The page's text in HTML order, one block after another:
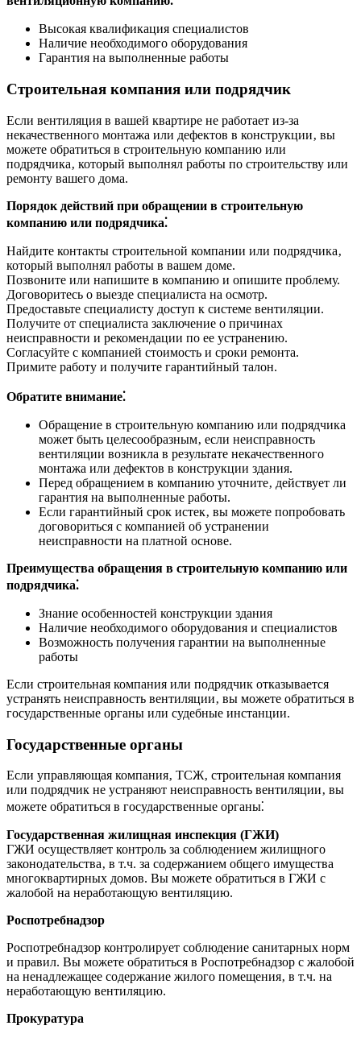
Высокая квалификация специалистов
Наличие необходимого оборудования
Гарантия на выполненные работы
Строительная компания или подрядчик
Если вентиляция в вашей квартире не работает из-за
некачественного монтажа или дефектов в конструкции‚ вы
можете обратиться в строительную компанию или
подрядчика‚ который выполнял работы по строительству или
ремонту вашего дома.
Порядок действий при обращении в строительную
компанию или подрядчика⁚
Найдите контакты строительной компании или подрядчика‚
который выполнял работы в вашем доме.
Позвоните или напишите в компанию и опишите проблему.
Договоритесь о выезде специалиста на осмотр.
Предоставьте специалисту доступ к системе вентиляции.
Получите от специалиста заключение о причинах
неисправности и рекомендации по ее устранению.
Согласуйте с компанией стоимость и сроки ремонта.
Примите работу и получите гарантийный талон.
Обратите внимание⁚
Обращение в строительную компанию или подрядчика
может быть целесообразным‚ если неисправность
вентиляции возникла в результате некачественного
монтажа или дефектов в конструкции здания.
Перед обращением в компанию уточните‚ действует ли
гарантия на выполненные работы.
Если гарантийный срок истек‚ вы можете попробовать
договориться с компанией об устранении
неисправности на платной основе.
Преимущества обращения в строительную компанию или
подрядчика⁚
Знание особенностей конструкции здания
Наличие необходимого оборудования и специалистов
Возможность получения гарантии на выполненные
работы
Если строительная компания или подрядчик отказывается
устранять неисправность вентиляции‚ вы можете обратиться в
государственные органы или судебные инстанции.
Государственные органы
Если управляющая компания‚ ТСЖ‚ строительная компания
или подрядчик не устраняют неисправность вентиляции‚ вы
можете обратиться в государственные органы⁚
Государственная жилищная инспекция (ГЖИ)
ГЖИ осуществляет контроль за соблюдением жилищного
законодательства‚ в т.ч. за содержанием общего имущества
многоквартирных домов. Вы можете обратиться в ГЖИ с
жалобой на неработающую вентиляцию.
Роспотребнадзор
Роспотребнадзор контролирует соблюдение санитарных норм
и правил. Вы можете обратиться в Роспотребнадзор с жалобой
на ненадлежащее содержание жилого помещения‚ в т.ч. на
неработающую вентиляцию.
Прокуратура